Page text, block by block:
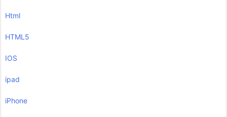
Html
HTML5
IOS
ipad
iPhone